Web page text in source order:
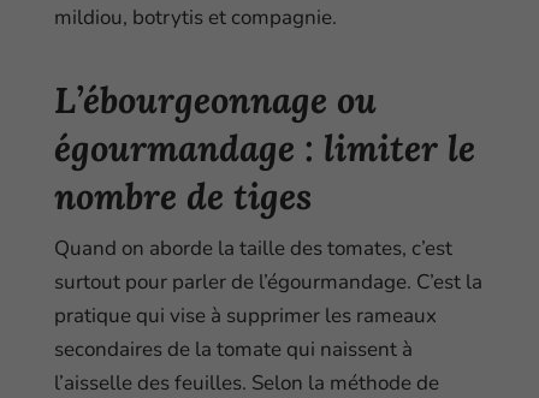
mildiou, botrytis et compagnie.
L’ébourgeonnage ou
égourmandage : limiter le
nombre de tiges
Quand on aborde la taille des tomates, c’est
surtout pour parler de l’égourmandage. C’est la
pratique qui vise à supprimer les rameaux
secondaires de la tomate qui naissent à
l’aisselle des feuilles. Selon la méthode de